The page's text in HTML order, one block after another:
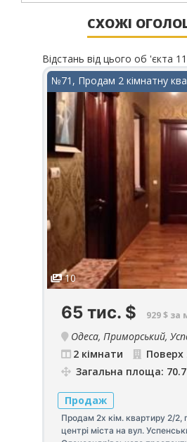
СХОЖІ
Відстань від цього об 'єкта
№71, Продам 2 кімнатну
10
65 тис. $ 929 $ за
Одеса, Приморський,
2 кімнати
Поверх
Загальна площа:
Продаж
Продам 2х кім. квартиру 2/
центрі міста на вул.